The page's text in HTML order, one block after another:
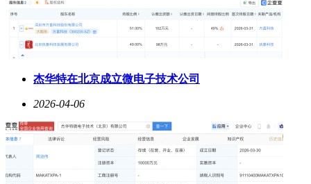
杰华特在北京成立微电子技术公司
2026-04-06